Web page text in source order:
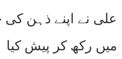
علی نے اپنے ذہن کی
میں رکھ کر پیش کیا